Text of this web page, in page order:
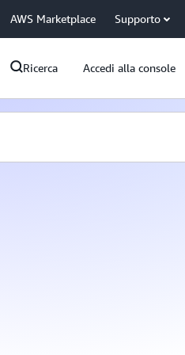
AWS Marketplace Supporto
Ricerca Accedi alla console